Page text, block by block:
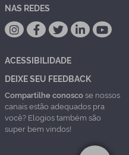
NAS REDES
ACESSIBILIDADE
DEIXE SEU FEEDBACK
Compartilhe conoscose nossos
canais estão adequados pra
você? Elogios também são
super bem vindos!